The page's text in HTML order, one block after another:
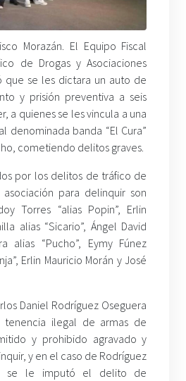
Morazán. El Equipo Fiscal
de Drogas y Asociaciones
que se les dictara un auto de
y prisión preventiva a seis
a quienes se les vincula a una
denominada banda “El Cura”
cometiendo delitos graves.
por los delitos de tráfico de
para delinquir son
Torres “alias Popin”, Erlin
alias “Sicario”, Ángel David
alias “Pucho”, Eymy Fúnez
Erlin Mauricio Morán y José
Daniel Rodríguez Oseguera
ilegal de armas de
y prohibido agravado y
y en el caso de Rodríguez
se le imputó el delito de